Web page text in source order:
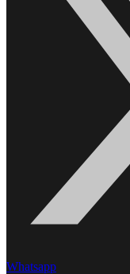
Whatsapp